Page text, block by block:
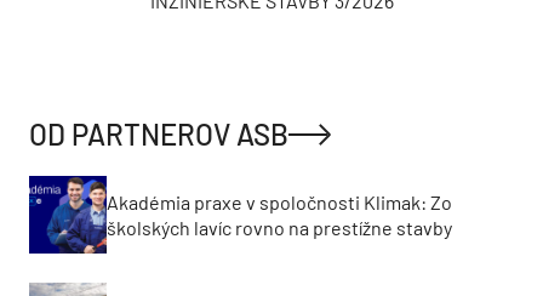
OD PARTNEROV ASB
Akadémia praxe v spoločnosti Klimak: Zo
školských lavíc rovno na prestížne stavby